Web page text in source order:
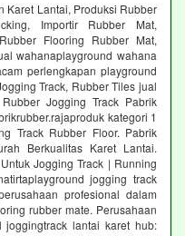
Karet Lantai, Produksi Rubber
Importir Rubber Mat,
Flooring Rubber Mat,
wahanaplayground wahana
perlengkapan playground
Track, Rubber Tiles jual
Jogging Track Pabrik
kategori 1
Track Rubber Floor. Pabrik
Berkualitas Karet Lantai.
Jogging Track | Running
jogging track
profesional dalam
rubber mate. Perusahaan
lantai karet hub: